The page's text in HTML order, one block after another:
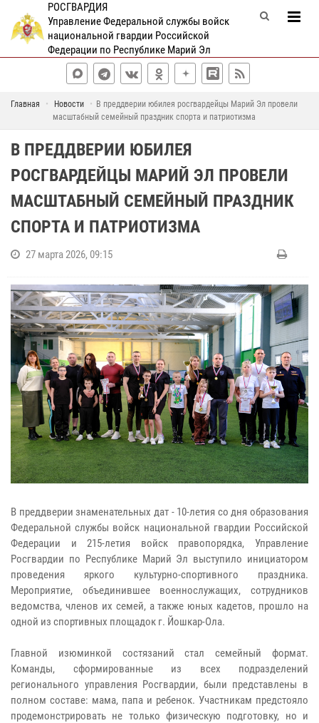
РОСГВАРДИЯ
Управление Федеральной службы войск
национальной гвардии Российской
Федерации по Республике Марий Эл
Главная Новости
В преддверии юбилея росгвардейцы Марий Эл провели
масштабный семейный праздник спорта и патриотизма
В ПРЕДДВЕРИИ ЮБИЛЕЯ
РОСГВАРДЕЙЦЫ МАРИЙ ЭЛ ПРОВЕЛИ
МАСШТАБНЫЙ СЕМЕЙНЫЙ ПРАЗДНИК
СПОРТА И ПАТРИОТИЗМА
27 марта 2026, 09:15
В преддверии знаменательных дат - 10-летия со дня образования
Федеральной службы войск национальной гвардии Российской
Федерации и 215-летия войск правопорядка, Управление
Росгвардии по Республике Марий Эл выступило инициатором
проведения яркого культурно-спортивного праздника.
Мероприятие, объединившее военнослужащих, сотрудников
ведомства, членов их семей, а также юных кадетов, прошло на
одной из спортивных площадок г. Йошкар-Ола.
Главной изюминкой состязаний стал семейный формат.
Команды, сформированные из всех подразделений
регионального управления Росгвардии, были представлены в
полном составе: мама, папа и ребенок. Участникам предстояло
продемонстрировать не только физическую подготовку, но и